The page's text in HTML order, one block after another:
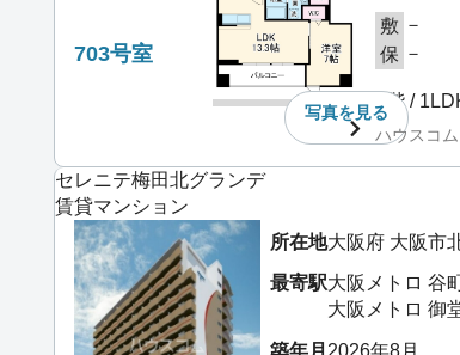
703号室
写真を見る
敷 －
保 －
7階 /
ハウスコ
セレニテ梅田北グランデ
賃貸マンション
所在地大阪府 大阪市
最寄駅大阪メトロ 谷
大阪メトロ 御
築年月 2026年8月